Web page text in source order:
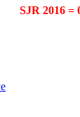
SJR 2016 =